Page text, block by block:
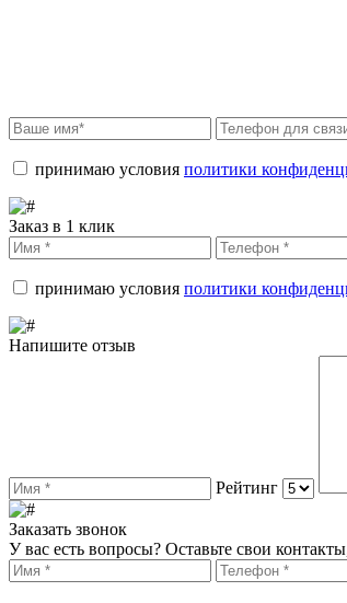
принимаю условия политики
Заказ в 1 клик
принимаю условия политики
Напишите отзыв
Рейтинг
Заказать звонок
У вас есть вопросы? Оставьте свои